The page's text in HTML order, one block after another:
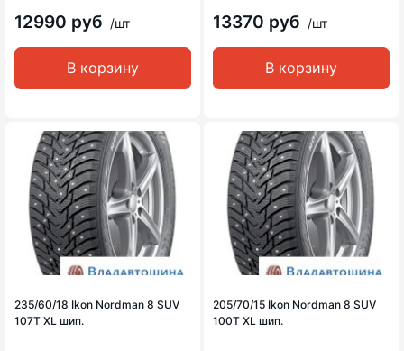
12990 руб /шт
В корзину
13370 руб /шт
В корзину
235/60/18 Ikon Nordman 8 SUV
107T XL шип.
205/70/15 Ikon Nordman 8 SUV
100T XL шип.